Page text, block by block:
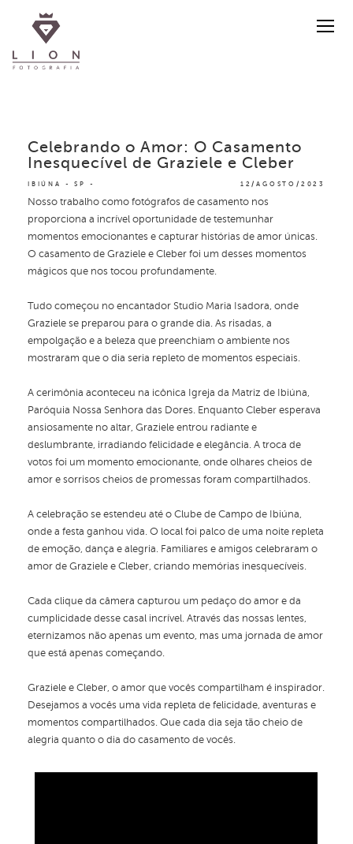
IBIÚNA - SP 12/AGOSTO/2023
Celebrando o Amor: O Casamento
Inesquecível de Graziele e Cleber
Nosso trabalho como fotógrafos de casamento nos
proporciona a incrível oportunidade de testemunhar
momentos emocionantes e capturar histórias de amor únicas.
O casamento de Graziele e Cleber foi um desses momentos
mágicos que nos tocou profundamente.
Tudo começou no encantador Studio Maria Isadora, onde
Graziele se preparou para o grande dia. As risadas, a
empolgação e a beleza que preenchiam o ambiente nos
mostraram que o dia seria repleto de momentos especiais.
A cerimônia aconteceu na icônica Igreja da Matriz de Ibiúna,
Paróquia Nossa Senhora das Dores. Enquanto Cleber esperava
ansiosamente no altar, Graziele entrou radiante e
deslumbrante, irradiando felicidade e elegância. A troca de
votos foi um momento emocionante, onde olhares cheios de
amor e sorrisos cheios de promessas foram compartilhados.
A celebração se estendeu até o Clube de Campo de Ibiúna,
onde a festa ganhou vida. O local foi palco de uma noite repleta
de emoção, dança e alegria. Familiares e amigos celebraram o
amor de Graziele e Cleber, criando memórias inesquecíveis.
Cada clique da câmera capturou um pedaço do amor e da
cumplicidade desse casal incrível. Através das nossas lentes,
eternizamos não apenas um evento, mas uma jornada de amor
que está apenas começando.
Graziele e Cleber, o amor que vocês compartilham é inspirador.
Desejamos a vocês uma vida repleta de felicidade, aventuras e
momentos compartilhados. Que cada dia seja tão cheio de
alegria quanto o dia do casamento de vocês.